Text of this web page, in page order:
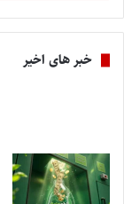
خبر های اخیر